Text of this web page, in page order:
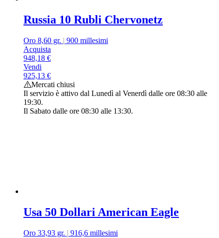
Russia 10 Rubli Chervonetz
Oro 8,60 gr. | 900 millesimi
Acquista
948,18 €
Vendi
925,13 €
Mercati chiusi
Il servizio è attivo dal Lunedì al Venerdì dalle ore 08:30 alle
19:30.
Il Sabato dalle ore 08:30 alle 13:30.
Usa 50 Dollari American Eagle
Oro 33,93 gr. | 916,6 millesimi